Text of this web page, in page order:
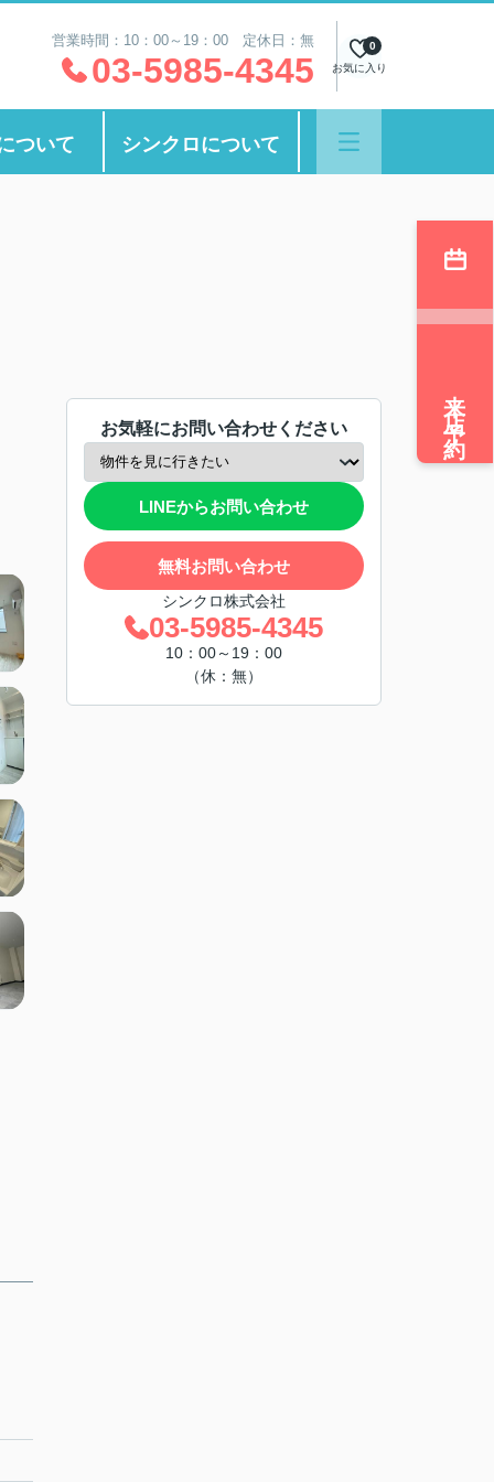
営業時間：10：00～19：00 定休日：無
03-5985-4345 お気に入り
0
ついて シンクロについて
お気軽にお問い合わせください
LINEからお問い合わせ
無料お問い合わせ
シンクロ株式会社
03-5985-4345
10：00～19：00
（休：無）
来店予約